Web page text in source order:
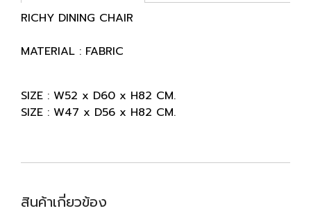
RICHY DINING CHAIR
MATERIAL : FABRIC
SIZE : W52 x D60 x H82 CM.
SIZE : W47 x D56 x H82 CM.
สินค้าเกี่ยวข้อง